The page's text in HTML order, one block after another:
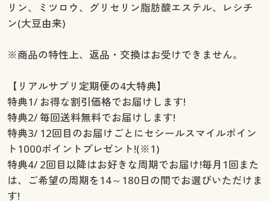
リン、ミツロウ、グリセリン脂肪酸エステル、レシチ
ン(大豆由来)
※商品の特性上、返品・交換はお受けできません。
【リアルサプリ定期便の4大特典】
特典1/ お得な割引価格でお届けします!
特典2/ 毎回送料無料でお届けします!
特典3/ 12回目のお届けごとにセシールスマイルポイン
ト1000ポイントプレゼント!(※1)
特典4/ 2回目以降はお好きな周期でお届け!毎月1回また
は、ご希望の周期を14～180日の間でお選びいただけま
す!